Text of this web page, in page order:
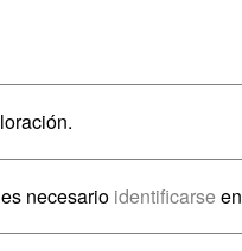
necesario identificarse